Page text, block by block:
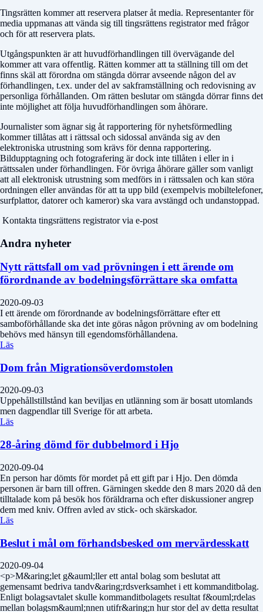
Tingsrätten kommer att reservera platser åt media. Representanter för
media uppmanas att vända sig till tingsrättens registrator med frågor
och för att reservera plats.
Utgångspunkten är att huvudförhandlingen till övervägande del
kommer att vara offentlig. Rätten kommer att ta ställning till om det
finns skäl att förordna om stängda dörrar avseende någon del av
förhandlingen, t.ex. under del av sakframställning och redovisning av
personliga förhållanden. Om rätten beslutar om stängda dörrar finns det
inte möjlighet att följa huvudförhandlingen som åhörare.
Journalister som ägnar sig åt rapportering för nyhetsförmedling
kommer tillåtas att i rättssal och sidossal använda sig av den
elektroniska utrustning som krävs för denna rapportering.
Bildupptagning och fotografering är dock inte tillåten i eller in i
rättssalen under förhandlingen. För övriga åhörare gäller som vanligt
att all elektronisk utrustning som medförs in i rättssalen och kan störa
ordningen eller användas för att ta upp bild (exempelvis mobiltelefoner,
surfplattor, datorer och kameror) ska vara avstängd och undanstoppad.
Kontakta tingsrättens registrator via e-post
Andra nyheter
Nytt rättsfall om vad prövningen i ett ärende om
förordnande av bodelningsförrättare ska omfatta
2020-09-03
I ett ärende om förordnande av bodelningsförrättare efter ett
samboförhållande ska det inte göras någon prövning av om bodelning
behövs med hänsyn till egendomsförhållandena.
Läs
Dom från Migrationsöverdomstolen
2020-09-03
Uppehållstillstånd kan beviljas en utlänning som är bosatt utomlands
men dagpendlar till Sverige för att arbeta.
Läs
28-åring dömd för dubbelmord i Hjo
2020-09-04
En person har dömts för mordet på ett gift par i Hjo. Den dömda
personen är barn till offren. Gärningen skedde den 8 mars 2020 då den
tilltalade kom på besök hos föräldrarna och efter diskussioner angrep
dem med kniv. Offren avled av stick- och skärskador.
Läs
Beslut i mål om förhandsbesked om mervärdesskatt
2020-09-04
<p>M&aring;let g&auml;ller ett antal bolag som beslutat att
gemensamt bedriva tandv&aring;rdsverksamhet i ett kommanditbolag.
Enligt bolagsavtalet skulle kommanditbolagets resultat f&ouml;rdelas
mellan bolagsm&auml;nnen utifr&aring;n hur stor del av detta resultat